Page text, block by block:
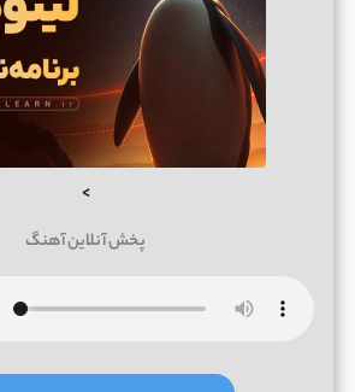
>
پخش آنلاین آهنگ